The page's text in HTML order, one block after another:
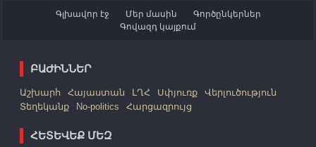
Գլխավոր էջ Մեր մասին
Գործընկերներ
Գովազդ կայքում
ԲԱԺԻՆՆԵՐ
Աշխարհ Հայաստան ԼՂՀ Սփյուռք
Վերլուծություն
Տեղեկանք
No-politics Հարցազրույց
ՀԵՏԵՎԵՔ ՄԵԶ